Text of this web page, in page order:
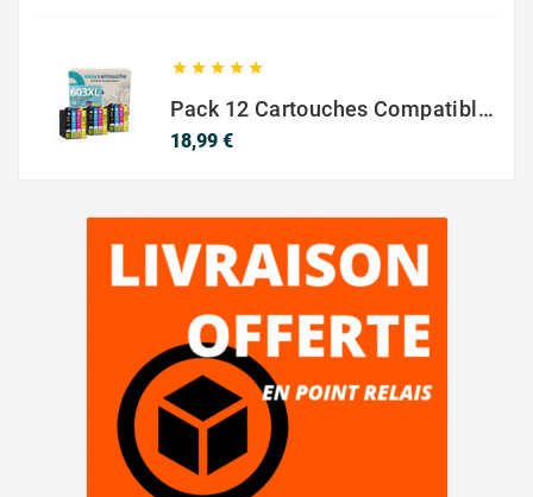
    
Pack 12 Cartouches Compatible EPSON 603XL
18,99 €Prix